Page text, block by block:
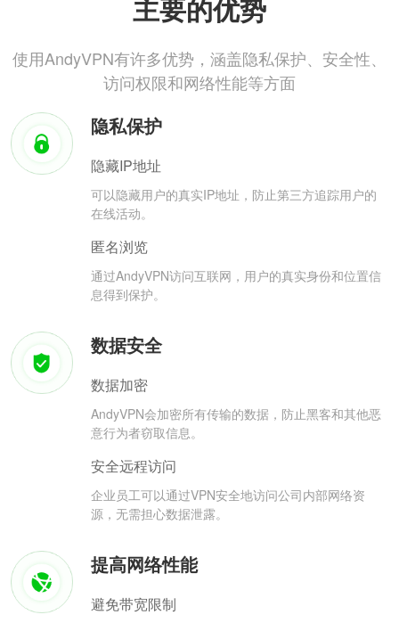
主要的优势
使用AndyVPN有许多优势，涵盖隐私保护、安全性、
访问权限和网络性能等方面
隐私保护
隐藏IP地址
可以隐藏用户的真实IP地址，防止第三方追踪用户的
在线活动。
匿名浏览
通过AndyVPN访问互联网，用户的真实身份和位置信
息得到保护。
数据安全
数据加密
AndyVPN会加密所有传输的数据，防止黑客和其他恶
意行为者窃取信息。
安全远程访问
企业员工可以通过VPN安全地访问公司内部网络资
源，无需担心数据泄露。
提高网络性能
避免带宽限制